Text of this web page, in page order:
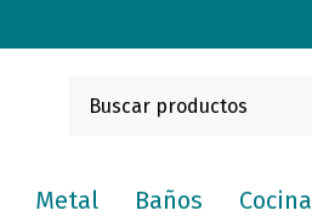
Metal Baños Cocina